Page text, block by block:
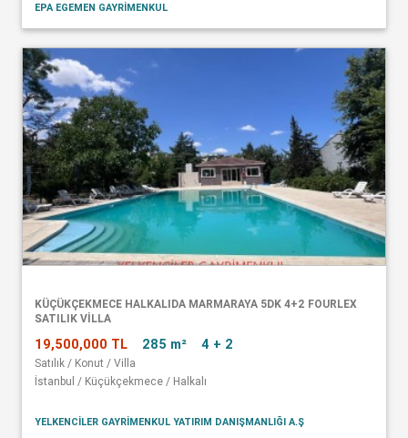
EPA EGEMEN GAYRİMENKUL
KÜÇÜKÇEKMECE HALKALIDA MARMARAYA 5DK 4+2 FOURLEX
SATILIK VİLLA
19,500,000 TL 285 m² 4 + 2
Satılık / Konut / Villa
İstanbul / Küçükçekmece / Halkalı
YELKENCİLER GAYRİMENKUL YATIRIM DANIŞMANLIĞI A.Ş